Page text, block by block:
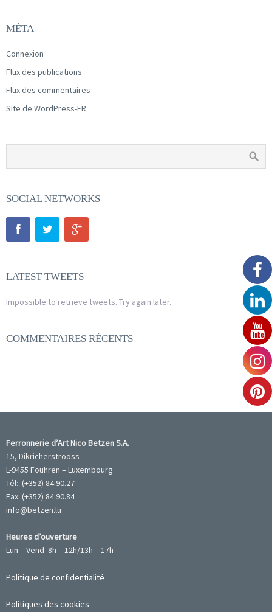
MÉTA
Connexion
Flux des publications
Flux des commentaires
Site de WordPress-FR
SOCIAL NETWORKS
LATEST TWEETS
Impossible to retrieve tweets. Try again later.
COMMENTAIRES RÉCENTS
Ferronnerie d’Art Nico Betzen S.A.
15, Dikricherstrooss
L-9455 Fouhren – Luxembourg
Tél: (+352) 84.90.27
Fax: (+352) 84.90.84
info@betzen.lu
Heures d’ouverture
Lun – Vend 8h – 12h/13h – 17h
Politique de confidentialité
Politiques des cookies